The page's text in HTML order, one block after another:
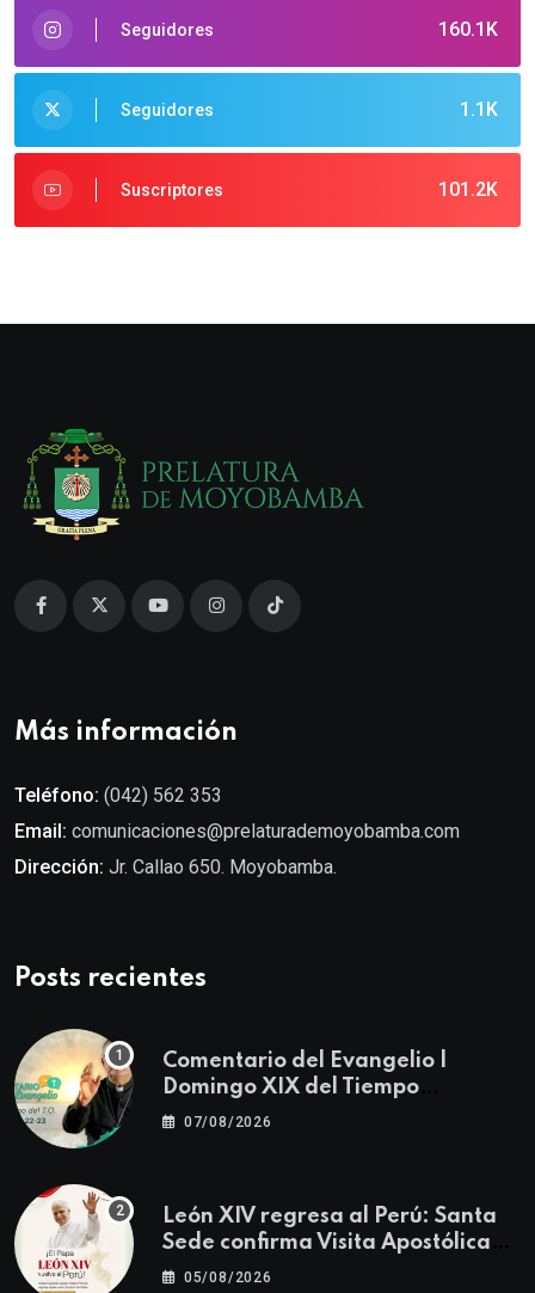
160.1K
Seguidores
1.1K
Seguidores
101.2K
Suscriptores
Más información
Teléfono: (042) 562 353
Email: comunicaciones@prelaturademoyobamba.com
Dirección: Jr. Callao 650. Moyobamba.
Posts recientes
Comentario del Evangelio |
Domingo XIX del Tiempo
Ordinario | Mateo 14, 22-23
07/08/2026
León XIV regresa al Perú: Santa
Sede confirma Visita Apostólica
del 11 al 17 de noviembre
05/08/2026